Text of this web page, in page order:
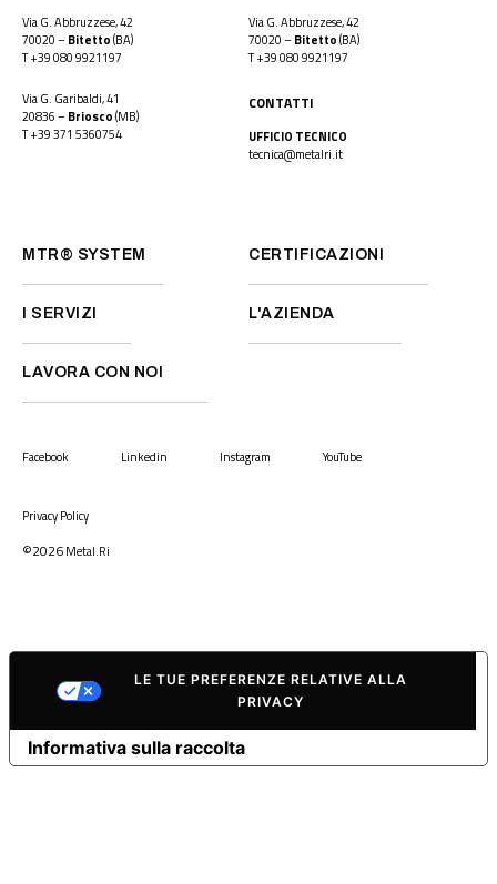
Via G. Abbruzzese, 42
70020 –Bitetto(BA)
T+39 080 9921197
Via G. Abbruzzese, 42
70020 –Bitetto(BA)
T+39 080 9921197
Via G. Garibaldi, 41
20836 –Briosco(MB)
T+39 371 5360754
CONTATTI
UFFICIO TECNICO
tecnica@metalri.it
MTR® SYSTEM CERTIFICAZIONI
I SERVIZI L'AZIENDA
LAVORA CON NOI
Facebook Linkedin Instagram YouTube
Privacy Policy
©2026Metal.Ri
Informativa sulla raccolta
LE TUE PREFERENZE RELATIVE ALLA
PRIVACY